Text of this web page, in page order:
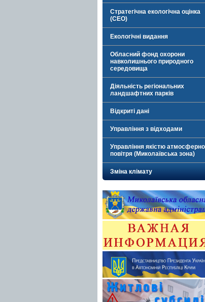
Стратегічна екологічна оцінка
(СЕО)
Екологічні видання
Обласний фонд охорони
навколишнього природного
середовища
Діяльність регіональних
ландшафтних парків
Відкриті дані
Управління з відходами
Управління якістю
повітря (Миколаївська зона)
Зміна клімату